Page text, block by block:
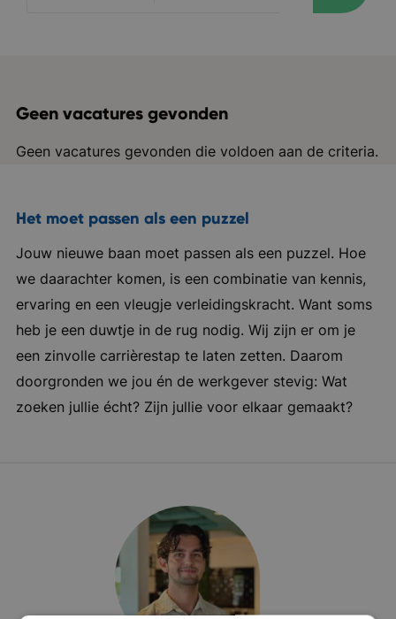
Geen vacatures gevonden
Geen vacatures gevonden die voldoen aan de criteria.
Het moet passen als een puzzel
Jouw nieuwe baan moet passen als een puzzel. Hoe
we daarachter komen, is een combinatie van kennis,
ervaring en een vleugje verleidingskracht. Want soms
heb je een duwtje in de rug nodig. Wij zijn er om je
een zinvolle carrièrestap te laten zetten. Daarom
doorgronden we jou én de werkgever stevig: Wat
zoeken jullie écht? Zijn jullie voor elkaar gemaakt?